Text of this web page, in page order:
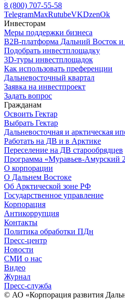
8 (800) 707-55-58
TelegramMaxRutubeVKDzenOk
Инвесторам
Меры поддержки бизнеса
B2B-платформа Дальний Восток
Подобрать инвестплощадку
3D-туры инвестплощадок
Как использовать преференции
Дальневосточный квартал
Заявка на инвестпроект
Задать вопрос
Гражданам
Освоить Гектар
Выбрать Гектар
Дальневосточная и арктическая
Работать на ДВ и в Арктике
Переселение на ДВ старообрядцев
Программа «Муравьев-Амурский
О корпорации
О Дальнем Востоке
Об Арктической зоне РФ
Государственное управление
Корпорация
Антикоррупция
Контакты
Политика обработки ПДн
Пресс-центр
Новости
СМИ о нас
Видео
Журнал
Пресс-служба
© АО «Корпорация развития